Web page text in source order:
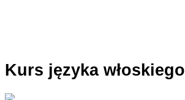
Kurs języka włoskiego